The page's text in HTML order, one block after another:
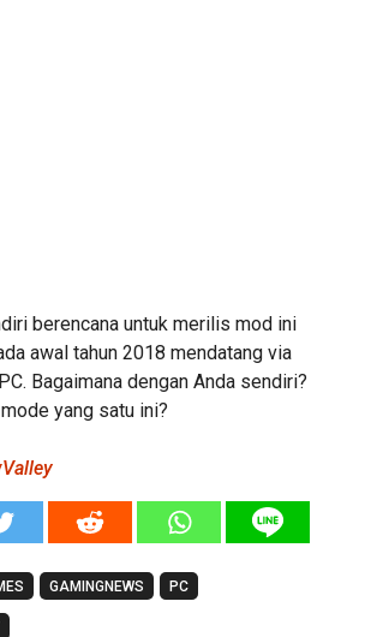
berencana untuk merilis mod ini
awal tahun 2018 mendatang via
Bagaimana dengan Anda sendiri?
yang satu ini?
GAMINGNEWS PC